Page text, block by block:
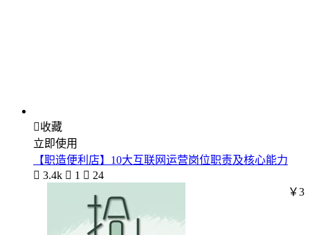
收藏
立即使用
【职造便利店】10大互联网运营岗位职责及核心能力
 3.4k  1  24
￥3